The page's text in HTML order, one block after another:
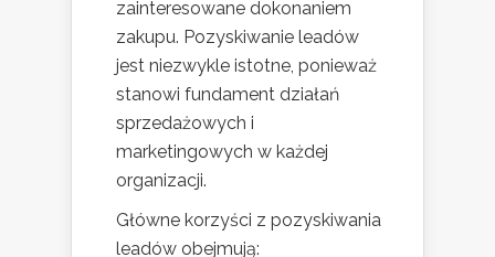
zainteresowane dokonaniem
zakupu. Pozyskiwanie leadów
jest niezwykle istotne, ponieważ
stanowi fundament działań
sprzedażowych i
marketingowych w każdej
organizacji.
Główne korzyści z pozyskiwania
leadów obejmują: